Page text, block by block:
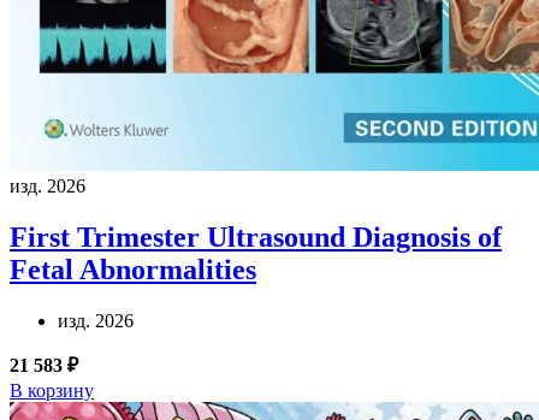
изд. 2026
First Trimester Ultrasound Diagnosis of
Fetal Abnormalities
изд. 2026
21 583 ₽
В корзину